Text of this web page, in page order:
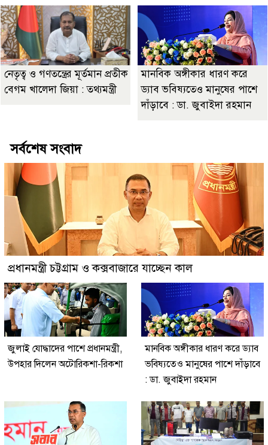
নেতৃত্ব ও গণতন্ত্রের মূর্তমান প্রতীক
বেগম খালেদা জিয়া : তথ্যমন্ত্রী
মানবিক অঙ্গীকার ধারণ করে
ড্যাব ভবিষ্যতেও মানুষের পাশে
দাঁড়াবে : ডা. জুবাইদা রহমান
সর্বশেষ সংবাদ
প্রধানমন্ত্রী চট্টগ্রাম ও কক্সবাজারে যাচ্ছেন কাল
জুলাই যোদ্ধাদের পাশে প্রধানমন্ত্রী,
উপহার দিলেন অটোরিকশা-রিকশা
মানবিক অঙ্গীকার ধারণ করে ড্যাব
ভবিষ্যতেও মানুষের পাশে দাঁড়াবে
: ডা. জুবাইদা রহমান